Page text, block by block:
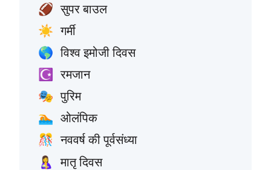
🏈 सुपर बाउल
☀️ गर्मी
🌎 विश्व इमोजी दिवस
☪️ रमजान
🎭 पुरिम
🏊 ओलंपिक
🎊 नववर्ष की पूर्वसंध्या
🤱 मातृ दिवस